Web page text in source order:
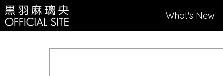
What's New